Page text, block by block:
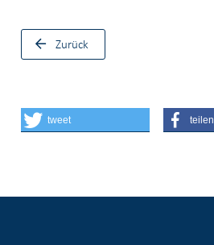
Zurück
tweet teilen